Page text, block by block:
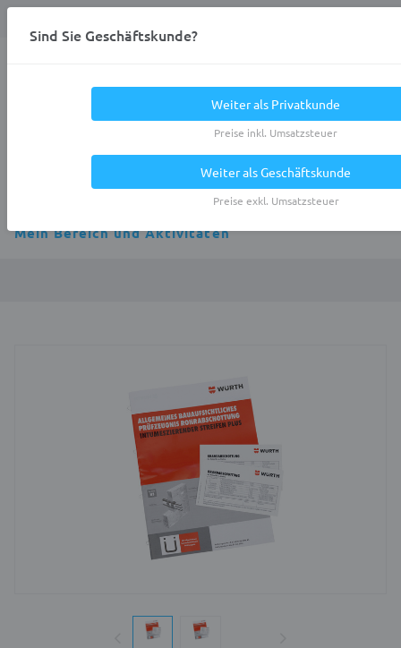
Mein Bereich und Aktivitäten
Sind Sie Geschäftskunde?
Weiter als Privatkunde
Preise inkl. Umsatzsteuer
Weiter als Geschäftskunde
Preise exkl. Umsatzsteuer